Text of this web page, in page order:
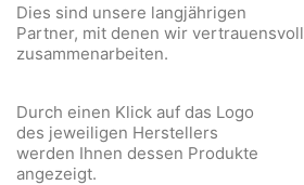
Dies sind unsere langjährigen
Partner, mit denen wir vertrauensvoll
zusammenarbeiten.
Durch einen Klick auf das Logo
des jeweiligen Herstellers
werden Ihnen dessen Produkte
angezeigt.